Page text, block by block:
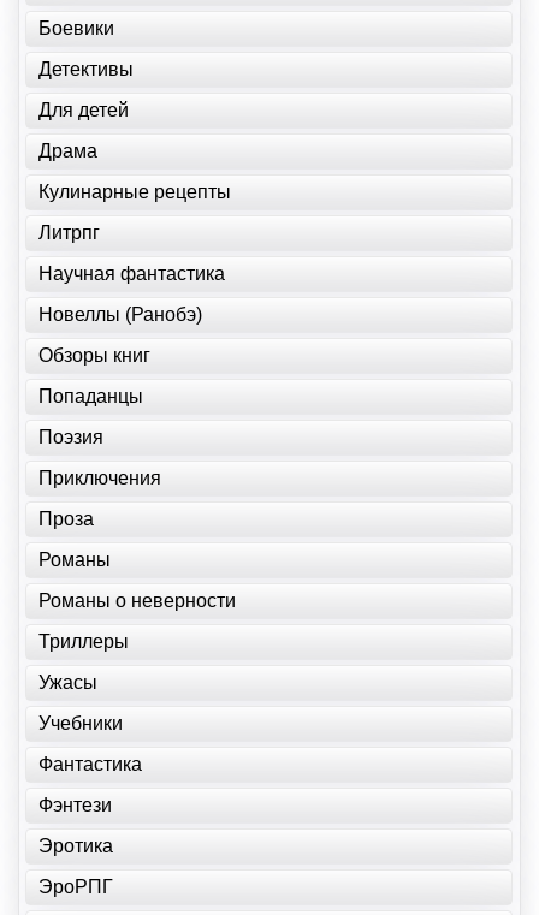
Боевики
Детективы
Для детей
Драма
Кулинарные рецепты
Литрпг
Научная фантастика
Новеллы (Ранобэ)
Обзоры книг
Попаданцы
Поэзия
Приключения
Проза
Романы
Романы о неверности
Триллеры
Ужасы
Учебники
Фантастика
Фэнтези
Эротика
ЭроРПГ